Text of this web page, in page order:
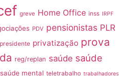
greve Home Office inss IRPF
PDV pensionistas PLR
presidente privatização prova
reg/replan saúde saúde
saúde mental teletrabalho trabalhadores